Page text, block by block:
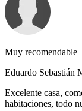
Muy recomendable
Eduardo Sebastián
Excelente casa,
habitaciones, todo